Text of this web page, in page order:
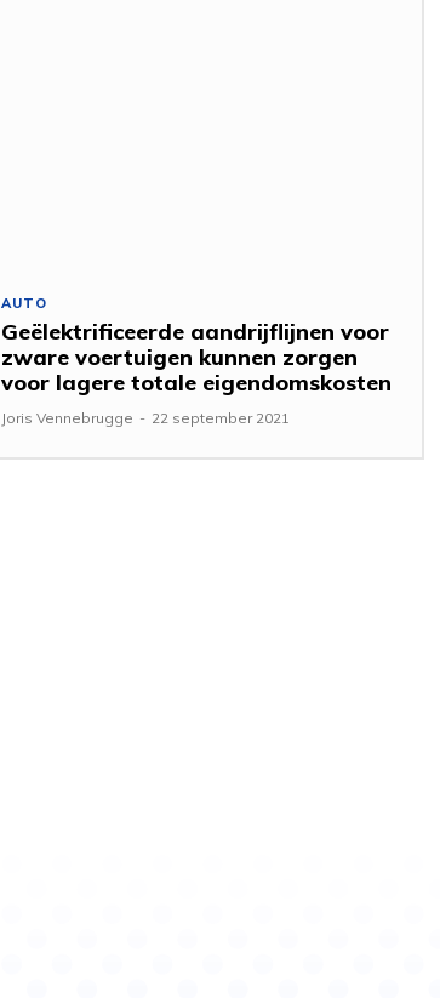
AUTO
Geëlektrificeerde aandrijflijnen voor
zware voertuigen kunnen zorgen
voor lagere totale eigendomskosten
Joris Vennebrugge - 22 september 2021